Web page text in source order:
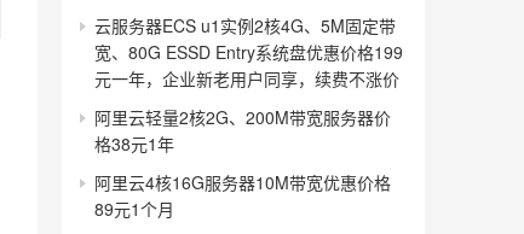
云服务器ECS u1实例2核4G、5M固定带
宽、80G ESSD Entry系统盘优惠价格199
元一年，企业新老用户同享，续费不涨价
阿里云轻量2核2G、200M带宽服务器价
格38元1年
阿里云4核16G服务器10M带宽优惠价格
89元1个月